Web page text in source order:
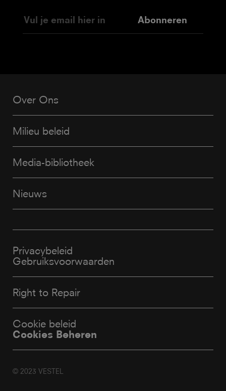
Abonneren
Over Ons
Milieu beleid
Media-bibliotheek
Nieuws
Privacybeleid
Gebruiksvoorwaarden
Right to Repair
Cookie beleid
Cookies Beheren
© 2023 VESTEL